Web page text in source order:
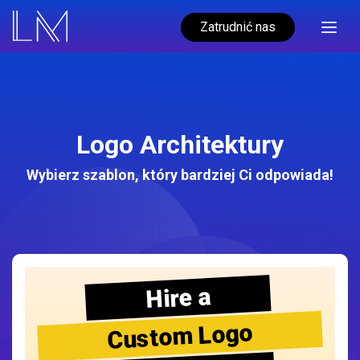
Zatrudnić nas
Logo Architektury
Wybierz szablon, który bardziej Ci odpowiada!
Hire a
Custom Logo